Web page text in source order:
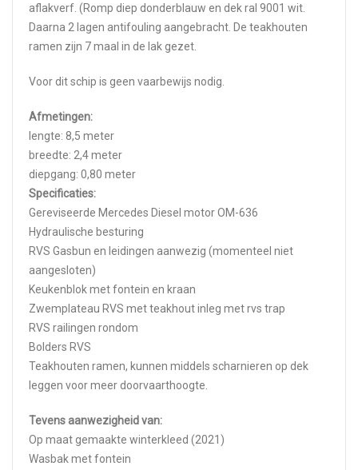
aflakverf. (Romp diep donderblauw en dek ral 9001 wit.
Daarna 2 lagen antifouling aangebracht. De teakhouten
ramen zijn 7 maal in de lak gezet.
Voor dit schip is geen vaarbewijs nodig.
Afmetingen:
lengte: 8,5 meter
breedte: 2,4 meter
diepgang: 0,80 meter
Specificaties:
Gereviseerde Mercedes Diesel motor OM-636
Hydraulische besturing
RVS Gasbun en leidingen aanwezig (momenteel niet
aangesloten)
Keukenblok met fontein en kraan
Zwemplateau RVS met teakhout inleg met rvs trap
RVS railingen rondom
Bolders RVS
Teakhouten ramen, kunnen middels scharnieren op dek
leggen voor meer doorvaarthoogte.
Tevens aanwezigheid van:
Op maat gemaakte winterkleed (2021)
Wasbak met fontein